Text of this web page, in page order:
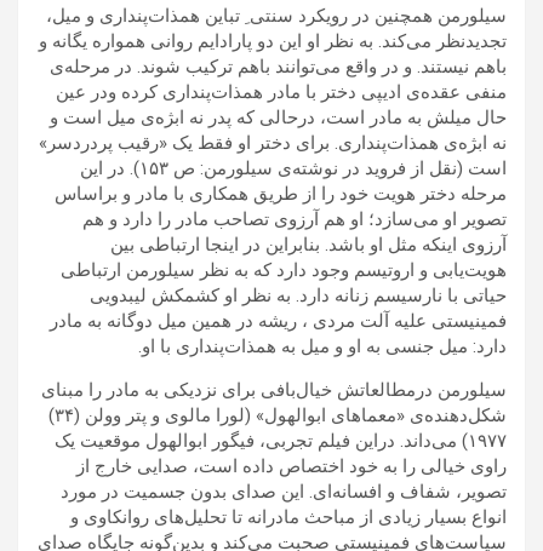
سیلورمن همچنین در رویکرد سنتی ِ تباین همذات‌پنداری و میل،
تجدیدنظر می‌کند. به نظر او این دو پارادایم روانی همواره یگانه و
باهم نیستند. و در واقع می‌توانند باهم ترکیب شوند. در مرحله‌ی
منفی عقده‌ی ادیپی دختر با مادر همذات‌پنداری کرده ودر عین
حال میلش به مادر است، درحالی که پدر نه ابژه‌ی میل است و
نه ابژه‌ی همذات‌پنداری. برای دختر او فقط یک «رقیب پردردسر»
است (نقل از فروید در نوشته‌ی سیلورمن: ص ۱۵۳). در این
مرحله دختر هویت خود را از طریق همکاری با مادر و براساس
تصویر او می‌سازد؛ او هم آرزوی تصاحب مادر را دارد و هم
آرزوی اینکه مثل او باشد. بنابراین در اینجا ارتباطی بین
هویت‌یابی و اروتیسم وجود دارد که به نظر سیلورمن ارتباطی
حیاتی با نارسیسم زنانه دارد. به نظر او کشمکش لیبدویی
فمینیستی علیه آلت مردی ، ریشه در همین میل دوگانه‌ به مادر
دارد: میل جنسی به او و میل به همذات‌پنداری با او.
سیلورمن درمطالعاتش خیال‌بافی برای نزدیکی به مادر را مبنای
شکل‌دهنده‌ی «معماهای ابوالهول» (لورا مالوی و پتر وولن (۳۴)
۱۹۷۷) می‌داند. دراین فیلم تجربی، فیگور ابوالهول موقعیت یک
راوی خیالی را به خود اختصاص داده است، صدایی خارج از
تصویر، شفاف و افسانه‌ای. این صدای بدون جسمیت در مورد
انواع بسیار زیادی از مباحث مادرانه تا تحلیل‌های روانکاوی و
سیاست‌های فمینیستی صحبت می‌کند و بدین‌گونه جایگاه صدای